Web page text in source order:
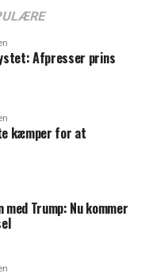
Afpresser prins
kæmper for at
Trump: Nu kommer